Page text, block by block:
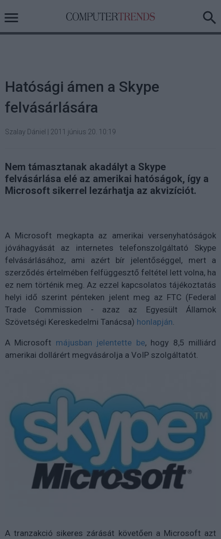
Hatósági ámen a Skype
felvásárlására
Szalay Dániel 2011 június 20. 10:19
Nem támasztanak akadályt a Skype
felvásárlása elé az amerikai hatóságok, így a
Microsoft sikerrel lezárhatja az akvizíciót.
A Microsoft megkapta az amerikai versenyhatóságok
jóváhagyását az internetes telefonszolgáltató Skype
felvásárlásához, ami azért bír jelentőséggel, mert a
szerződés értelmében felfüggesztő feltétel lett volna, ha
ez nem történik meg. Az ezzel kapcsolatos tájékoztatás
helyi idő szerint pénteken jelent meg az FTC (Federal
Trade Commission - azaz az Egyesült Államok
Szövetségi Kereskedelmi Tanácsa) honlapján.
A Microsoft májusban jelentette be, hogy 8,5 milliárd
amerikai dollárért megvásárolja a VoIP szolgáltatót.
A tranzakció sikeres zárását követően a Microsoft azt